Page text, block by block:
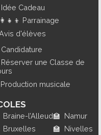
Idée Cadeau
Parrainage
d'élèves
Candidature
Réserver une Classe de
Production musicale
Braine-l’Alleud
Bruxelles
🏫 Namur
🏫 Nivelles